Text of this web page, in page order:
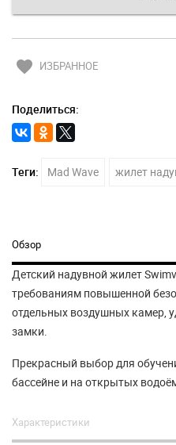
favorite ИЗБРАННОЕ
Поделиться:
Теги: Mad Wave жилет
Обзор
Детский надувной жилет
требованиям повышенной
отдельных воздушных камер,
замки.
Прекрасный выбор для
бассейне и на открытых
Характеристики